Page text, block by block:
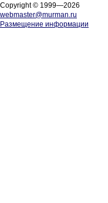
Copyright © 1999—2026
webmaster@murman.ru
Размещение информации